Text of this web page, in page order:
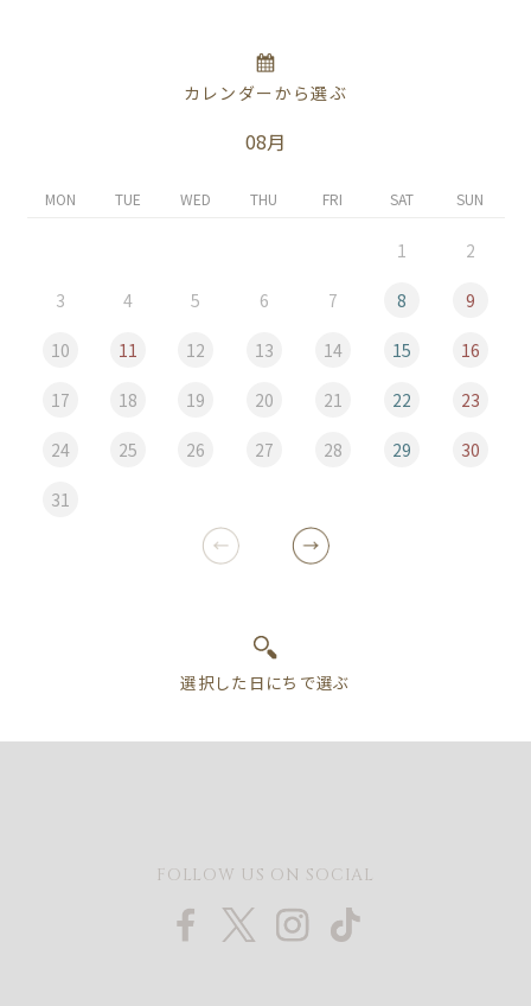
カレンダーから選ぶ
08月
MON TUE WED THU FRI SAT SUN
1 2
3 4 5 6 7 8 9
10 11 12 13 14 15 16
17 18 19 20 21 22 23
24 25 26 27 28 29 30
31
FOLLOW US ON SOCIAL